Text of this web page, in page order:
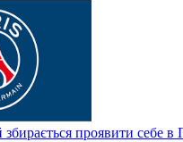
збирається проявити себе